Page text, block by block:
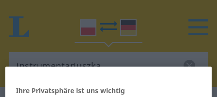
Ihre Privatsphäre ist uns wichtig